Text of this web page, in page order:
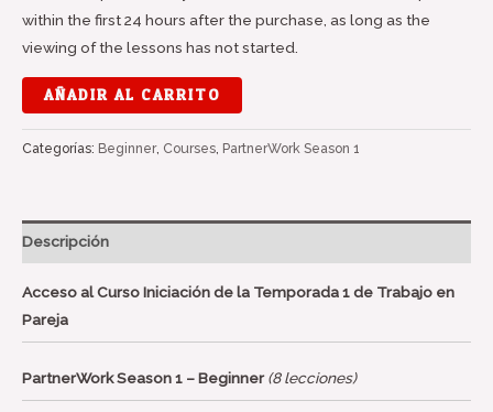
within the first 24 hours after the purchase, as long as the
viewing of the lessons has not started.
AÑADIR AL CARRITO
Categorías: Beginner, Courses PartnerWork Season 1
Descripción
Acceso al Curso Iniciación de la Temporada 1 de Trabajo en
Pareja
PartnerWork Season 1 – Beginner(8 lecciones)